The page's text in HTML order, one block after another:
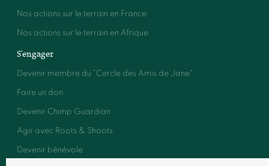
Nos actions sur le terrain en France
Nos actions sur le terrain en Afrique
S'engager
Devenir membre du "Cercle des Amis de Jane"
Faire un don
Devenir Chimp Guardian
Agir avec Roots & Shoots
Devenir bénévole